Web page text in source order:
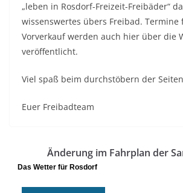
„leben in Rosdorf-Freizeit-Freibäder“
wissenswertes übers Freibad. Termine
Vorverkauf werden auch hier über die
veröffentlicht.
Viel spaß beim durchstöbern der Seiten
Euer Freibadteam
Änderung im Fahrplan der
Das Wetter für Rosdorf